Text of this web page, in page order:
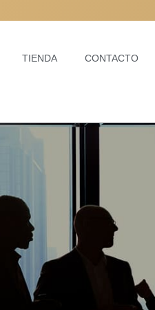
TIENDA CONTACTO